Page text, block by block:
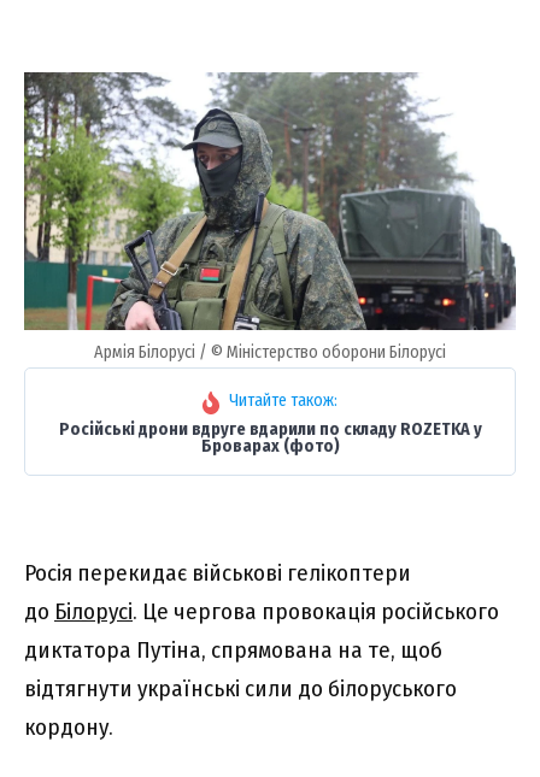
Армія Білорусі / © Міністерство оборони Білорусі
Читайте також:
Російські дрони вдруге вдарили по складу ROZETKA у
Броварах (фото)
Росія перекидає військові гелікоптери
до Білорусі. Це чергова провокація російського
диктатора Путіна, спрямована на те, щоб
відтягнути українські сили до білоруського
кордону.